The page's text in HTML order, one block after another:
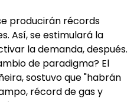
producirán récords
Así, se estimulará la
la demanda, después.
de paradigma? El
sostuvo que "habrán
récord de gas y